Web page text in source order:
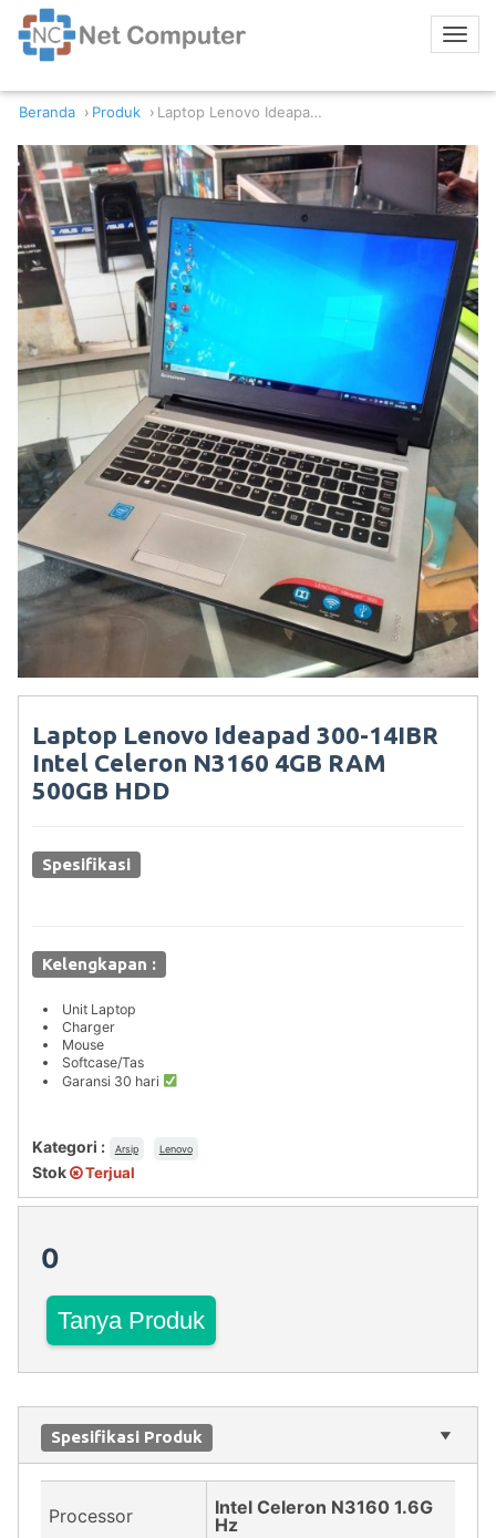
Beranda Produk Laptop Lenovo Ideapad 300-14IBR Intel Celeron N3160 4GB RAM 500GB HDD
Laptop Lenovo Ideapad 300-14IBR
Intel Celeron N3160 4GB RAM
500GB HDD
Spesifikasi
Kelengkapan :
Unit Laptop
Charger
Mouse
Softcase/Tas
Garansi 30 hari
Kategori : Arsip Lenovo
Stok Terjual
0
Tanya Produk
Spesifikasi Produk
Processor
Intel Celeron N3160 1.6G
Hz